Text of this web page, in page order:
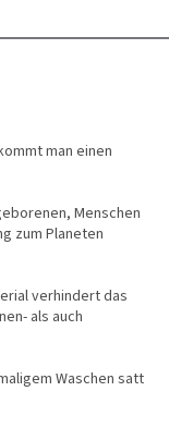
man einen
Menschen
zum Planeten
verhindert das
als auch
Waschen satt